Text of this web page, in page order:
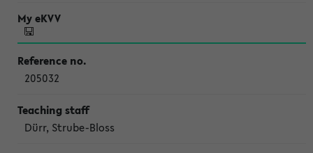
205032
Dürr, Strube-Bloss